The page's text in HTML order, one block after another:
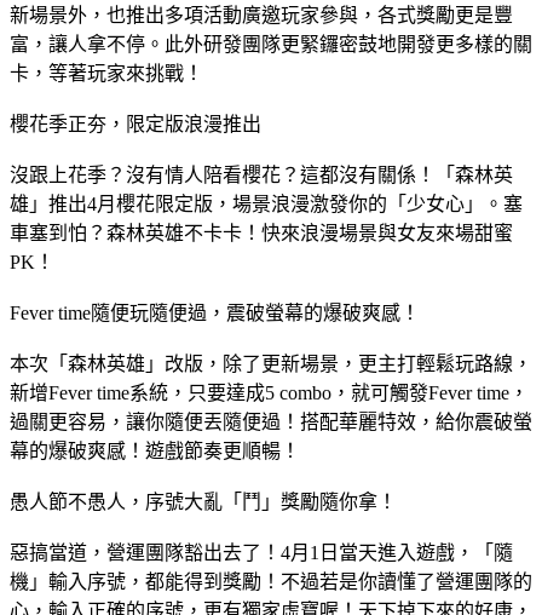
新場景外，也推出多項活動廣邀玩家參與，各式獎勵更是豐
富，讓人拿不停。此外研發團隊更緊鑼密鼓地開發更多樣的關
卡，等著玩家來挑戰！
櫻花季正夯，限定版浪漫推出
沒跟上花季？沒有情人陪看櫻花？這都沒有關係！「森林英
雄」推出4月櫻花限定版，場景浪漫激發你的「少女心」。塞
車塞到怕？森林英雄不卡卡！快來浪漫場景與女友來場甜蜜
PK！
Fever time隨便玩隨便過，震破螢幕的爆破爽感！
本次「森林英雄」改版，除了更新場景，更主打輕鬆玩路線，
新增Fever time系統，只要達成5 combo，就可觸發Fever time，
過關更容易，讓你隨便丟隨便過！搭配華麗特效，給你震破螢
幕的爆破爽感！遊戲節奏更順暢！
愚人節不愚人，序號大亂「鬥」獎勵隨你拿！
惡搞當道，營運團隊豁出去了！4月1日當天進入遊戲，「隨
機」輸入序號，都能得到獎勵！不過若是你讀懂了營運團隊的
心，輸入正確的序號，更有獨家虛寶喔！天下掉下來的好康，